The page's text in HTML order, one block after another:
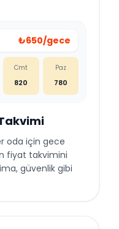
₺650/gece
Cmt
820
Paz
780
oda için gece
fiyat takvimini
güvenlik gibi